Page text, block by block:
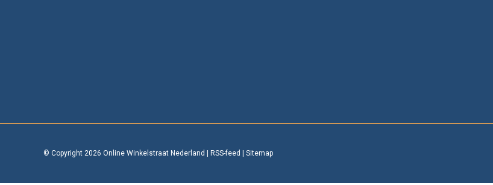
© Copyright 2026 Online Winkelstraat Nederland | RSS-feed | Sitemap